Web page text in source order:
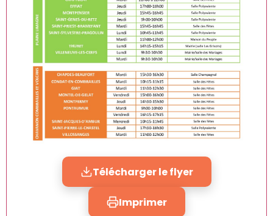
Télécharger le flyer
Imprimer